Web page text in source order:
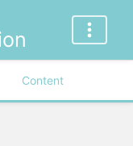
Content